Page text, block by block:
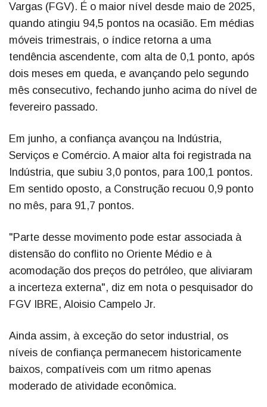
Vargas (FGV). É o maior nível desde maio de 2025,
quando atingiu 94,5 pontos na ocasião. Em médias
móveis trimestrais, o índice retorna a uma
tendência ascendente, com alta de 0,1 ponto, após
dois meses em queda, e avançando pelo segundo
mês consecutivo, fechando junho acima do nível de
fevereiro passado.
Em junho, a confiança avançou na Indústria,
Serviços e Comércio. A maior alta foi registrada na
Indústria, que subiu 3,0 pontos, para 100,1 pontos.
Em sentido oposto, a Construção recuou 0,9 ponto
no mês, para 91,7 pontos.
"Parte desse movimento pode estar associada à
distensão do conflito no Oriente Médio e à
acomodação dos preços do petróleo, que aliviaram
a incerteza externa", diz em nota o pesquisador do
FGV IBRE, Aloisio Campelo Jr.
Ainda assim, à exceção do setor industrial, os
níveis de confiança permanecem historicamente
baixos, compatíveis com um ritmo apenas
moderado de atividade econômica.